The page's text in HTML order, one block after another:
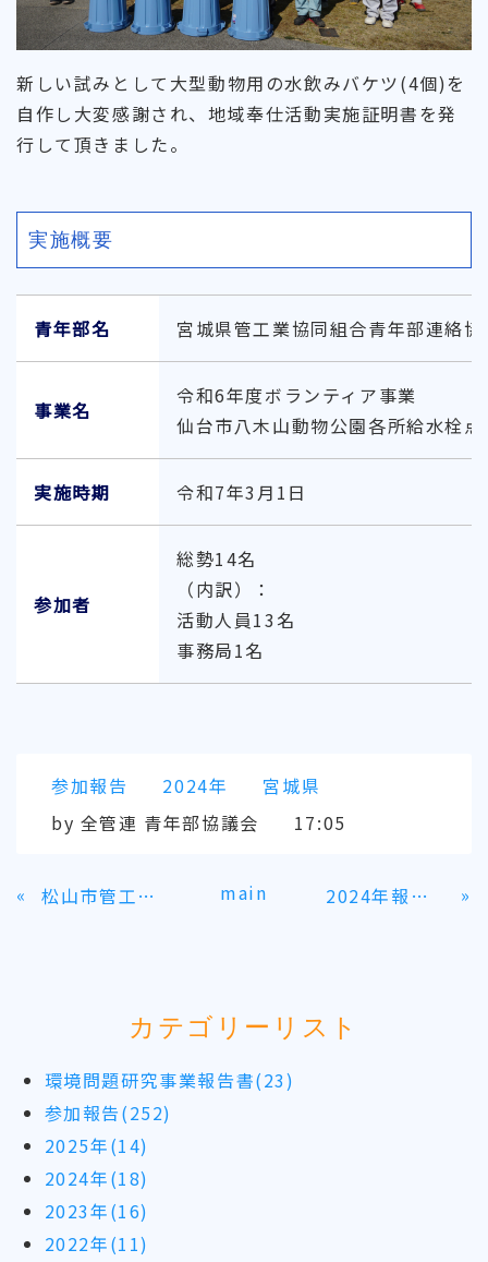
新しい試みとして大型動物用の水飲みバケツ(4個)を
自作し大変感謝され、地域奉仕活動実施証明書を発
行して頂きました。
実施概要
青年部名 宮城県管工業協同組合青年部連絡
事業名
令和6年度ボランティア事業
仙台市八木山動物公園各所給水栓
実施時期 令和7年3月1日
参加者
総勢14名
（内訳）：
活動人員13名
事務局1名
参加報告 2024年
宮城県
by 全管連 青年部協議会 17:05
« 松山市管工事業協同組合青年部 main 2024年報告書 »
カテゴリーリスト
環境問題研究事業報告書(23)
参加報告(252)
2025年(14)
2024年(18)
2023年(16)
2022年(11)